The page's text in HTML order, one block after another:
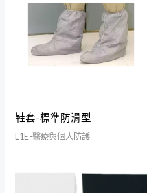
鞋套-標準防滑型
L1E-醫療與個人防護